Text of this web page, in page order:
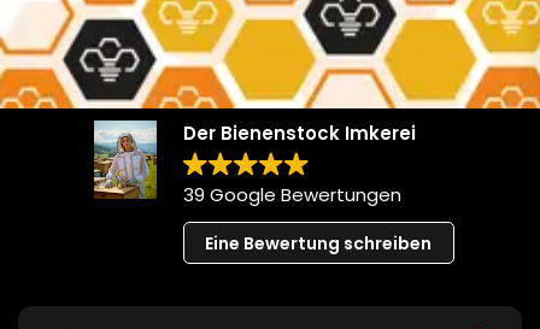
Der Bienenstock Imkerei
39 Google Bewertungen
Eine Bewertung schreiben